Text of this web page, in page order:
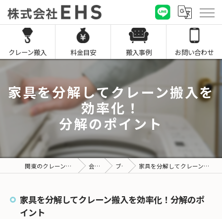
クレーン搬入 料金目安 搬入事例 お問い合わせ
家具を分解してクレーン搬入を
効率化！
分解のポイント
関東のクレーン搬入なら株式会社EHS 会社概要 ブログ 家具を分解してクレーン搬入を効率化！分解のポイント
家具を分解してクレーン搬入を効率化！分解のポ
イント